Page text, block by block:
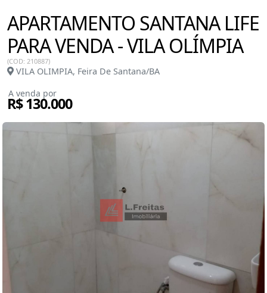
APARTAMENTO SANTANA LIFE
PARA VENDA - VILA OLÍMPIA
(COD: 210887)
VILA OLIMPIA, Feira De Santana/BA
A venda por
R$ 130.000